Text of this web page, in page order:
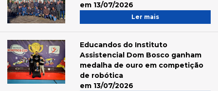
em 13/07/2026
Ler mais
Educandos do Instituto
Assistencial Dom Bosco ganham
medalha de ouro em competição
de robótica
em 13/07/2026